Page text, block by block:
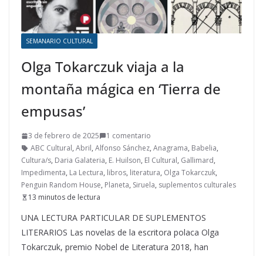
SEMANARIO CULTURAL
Olga Tokarczuk viaja a la
montaña mágica en ‘Tierra de
empusas’
3 de febrero de 2025
1 comentario
ABC Cultural, Abril, Alfonso Sánchez, Anagrama, Babelia,
Cultura/s, Daria Galateria, E. Huilson, El Cultural, Gallimard,
Impedimenta, La Lectura, libros, literatura, Olga Tokarczuk,
Penguin Random House, Planeta, Siruela, suplementos culturales
13 minutos de lectura
UNA LECTURA PARTICULAR DE SUPLEMENTOS
LITERARIOS Las novelas de la escritora polaca Olga
Tokarczuk, premio Nobel de Literatura 2018, han